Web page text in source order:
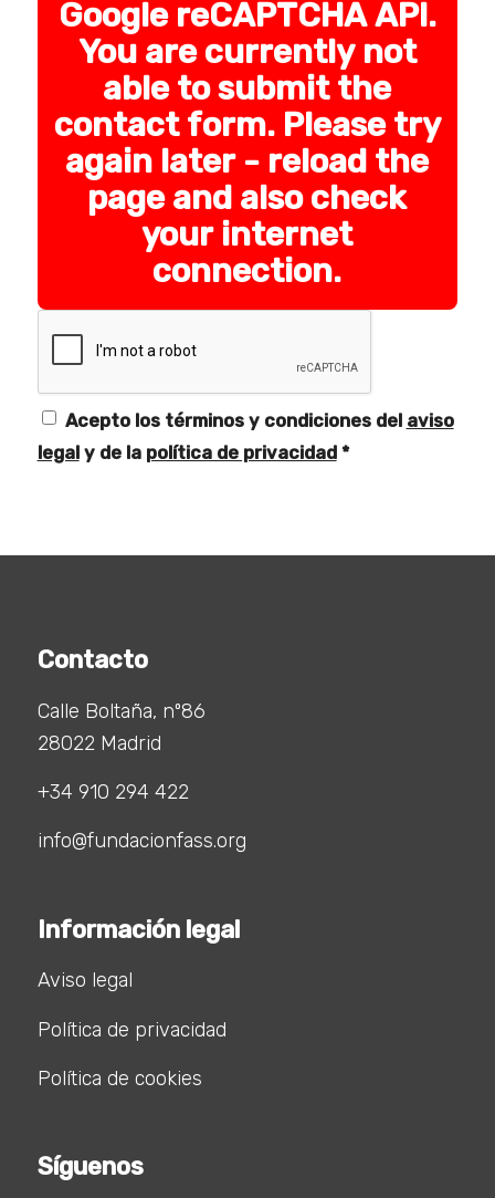
Google reCAPTCHA API.
You are currently not
able to submit the
contact form. Please try
again later - reload the
page and also check
your internet
connection.
Acepto los términos y condiciones del aviso
legaly de la política de privacidad *
Contacto
Calle Boltaña, nº86
28022 Madrid
+34 910 294 422
info@fundacionfass.org
Información legal
Aviso legal
Política de privacidad
Política de cookies
Síguenos